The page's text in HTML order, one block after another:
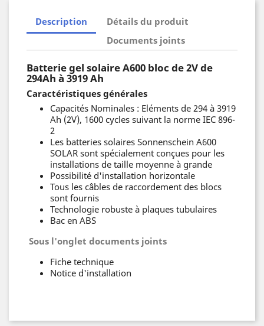
Description
Détails du produit
Documents joints
Batterie gel solaire A600 bloc de 2V de
294Ah à 3919 Ah
Caractéristiques générales
Capacités Nominales : Eléments de 294 à 3919
Ah (2V), 1600 cycles suivant la norme IEC 896-
2
Les batteries solaires Sonnenschein A600
SOLAR sont spécialement conçues pour les
installations de taille moyenne à grande
Possibilité d'installation horizontale
Tous les câbles de raccordement des blocs
sont fournis
Technologie robuste à plaques tubulaires
Bac en ABS
Sous l'onglet documents joints
Fiche technique
Notice d'installation